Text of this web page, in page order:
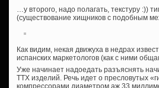
…у второго, надо полагать, текстуру :))
(существование хищников с подобным
Как видим, некая движуха в недрах
испанских маркетологов (как с ними
Уже начинает надоедать разъяснять
ТТХ изделий. Речь идет о пресловутых
компрессорами диаметром аж 33